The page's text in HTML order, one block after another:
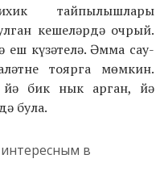
тайпылышлары
кешеләрдә очрый.
күзәтелә. Әмма сау-
тоярга мөмкин.
бик нык арган, йә
була.
в